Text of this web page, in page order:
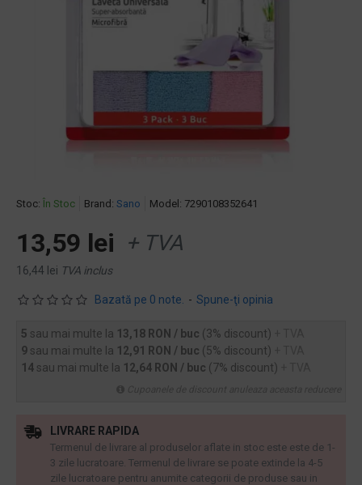
Stoc: În Stoc Brand: Sano Model: 7290108352641
Bazată pe 0 note. - Spune-ţi opinia
13,59 lei + TVA
16,44 lei TVA inclus
5 sau mai multe la 13,18 RON / buc (3% discount)
9 sau mai multe la 12,91 RON / buc (5% discount)
14 sau mai multe la 12,64 RON / buc (7% discount)
LIVRARE RAPIDA
Termenul de livrare al produselor aflate in stoc este este de 1-
3 zile lucratoare. Termenul de livrare se poate extinde la 4-5
zile lucratoare pentru anumite categorii de produse sau in